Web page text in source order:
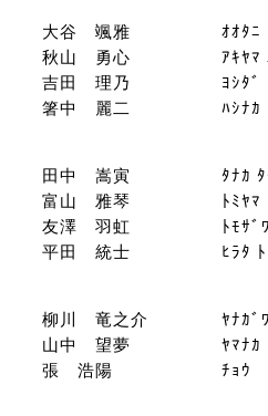
大谷 颯雅
ｵｵﾀﾆ
秋山 勇心
ｱｷﾔﾏ
吉田 理乃
ﾖｼﾀﾞ
箸中 麗二 ﾊｼﾅｶ
田中 嵩寅
ﾀﾅｶ
富山 雅琴
ﾄﾐﾔ
友澤 羽虹
ﾄﾓｻﾞ
平田 統士 ﾋﾗﾀ
柳川 竜之介
ﾔﾅｶ
山中 望夢
ﾔﾏﾅ
張 浩陽 ﾁｮｳ